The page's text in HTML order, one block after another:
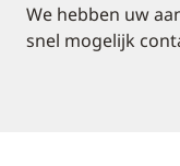
We hebben uw
snel mogelijk